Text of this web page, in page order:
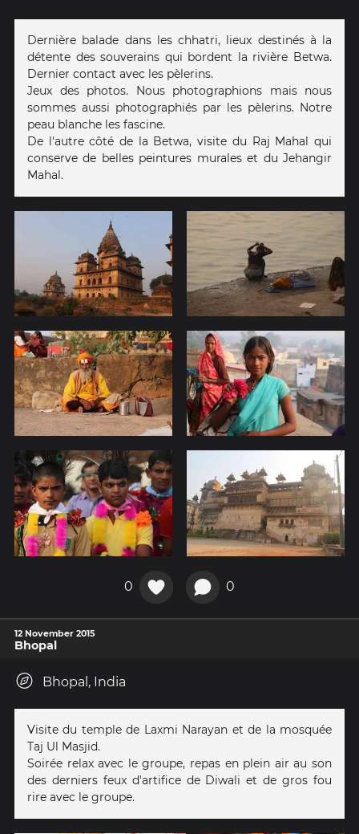
Dernière balade dans les chhatri, lieux destinés à la
détente des souverains qui bordent la rivière Betwa.
Dernier contact avec les pèlerins.
Jeux des photos. Nous photographions mais nous
sommes aussi photographiés par les pèlerins. Notre
peau blanche les fascine.
De l'autre côté de la Betwa, visite du Raj Mahal qui
conserve de belles peintures murales et du Jehangir
Mahal.
0 0
12 November 2015
Bhopal
Bhopal, India
Visite du temple de Laxmi Narayan et de la mosquée
Taj Ul Masjid.
Soirée relax avec le groupe, repas en plein air au son
des derniers feux d'artifice de Diwali et de gros fou
rire avec le groupe.